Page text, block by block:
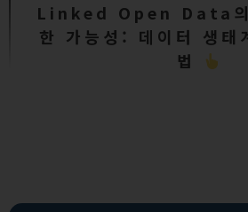
Linked Open Data의
한 가능성: 데이터 생태
법